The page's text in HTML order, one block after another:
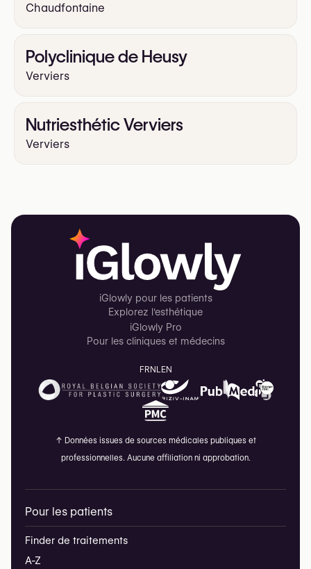
Chaudfontaine
Polyclinique de Heusy
Verviers
Nutriesthétic Verviers
Verviers
iGlowly pour les patients
Explorez l'esthétique
iGlowly Pro
Pour les cliniques et médecins
FRNLEN
↑ Données issues de sources médicales publiques et
professionnelles. Aucune affiliation ni approbation.
Pour les patients
Finder de traitements
A-Z